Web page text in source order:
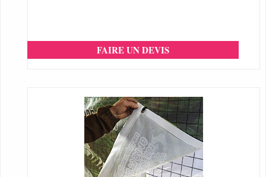
FAIRE UN DEVIS